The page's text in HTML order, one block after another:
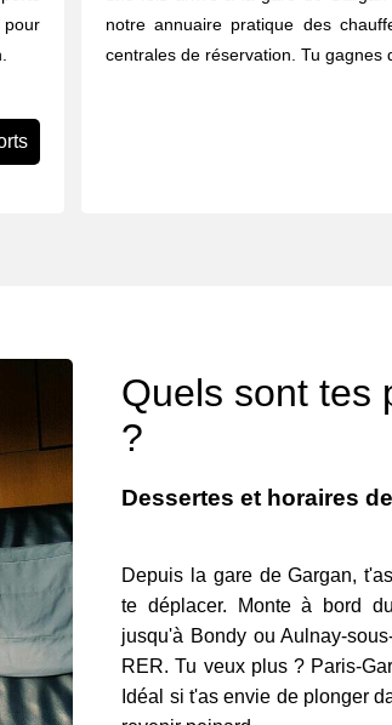
pour
notre annuaire pratique des
centrales de réservation. Tu gagnes
Quels sont tes
?
Dessertes et horaires
Depuis la gare de Gargan,
te déplacer. Monte à bord
jusqu'à Bondy ou Aulnay-
RER. Tu veux plus ? Paris-
Idéal si t'as envie de plonger